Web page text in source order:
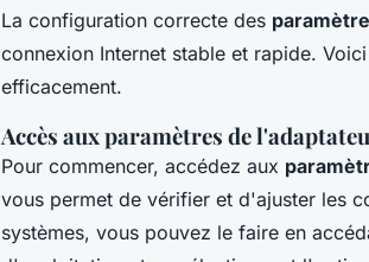
La configuration correcte des
connexion Internet stable et rapide.
efficacement.
Accès aux paramètres de
Pour commencer, accédez aux
vous permet de vérifier et d'ajuster les
systèmes, vous pouvez le faire en